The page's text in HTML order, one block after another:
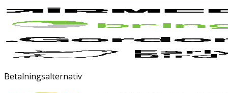
Betalningsalternativ